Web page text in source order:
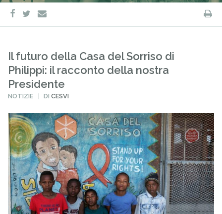
facebook
twitter
e-
mail
Il futuro della Casa del Sorriso di
Philippi: il racconto della nostra
Presidente
PUBBLICATO
NOTIZIE DICESVI